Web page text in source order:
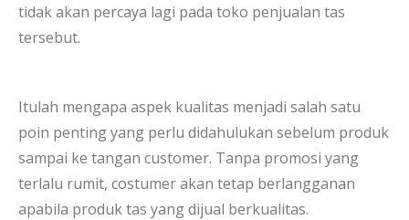
tidak akan percaya lagi pada toko penjualan tas
tersebut.
Itulah mengapa aspek kualitas menjadi salah satu
poin penting yang perlu didahulukan sebelum produk
sampai ke tangan customer. Tanpa promosi yang
terlalu rumit, costumer akan tetap berlangganan
apabila produk tas yang dijual berkualitas.